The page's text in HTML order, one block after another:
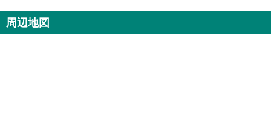
周辺地図